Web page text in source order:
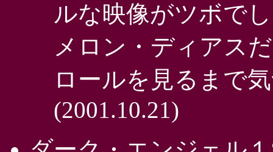
ルな映像がツボで
メロン・ディアス
ロールを見るまで
(2001.10.21)